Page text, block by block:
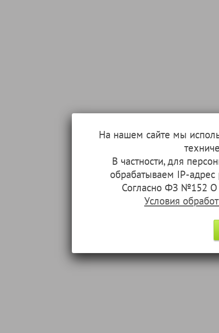
На нашем сайте мы
В частности, для
обрабатываем IP-
Согласно ФЗ №152 О
Условия